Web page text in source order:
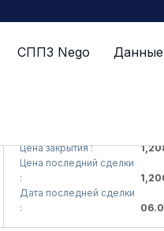
СППЗ Nego
Цена закрытия :
1,208
Цена последний сделки
1,200(
Дата последней сделки